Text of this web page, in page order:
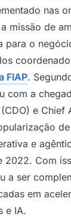
nas
missão de
para o
FIAP.
com a
e Chief
e
2022. Com
a ser
em
e IA.